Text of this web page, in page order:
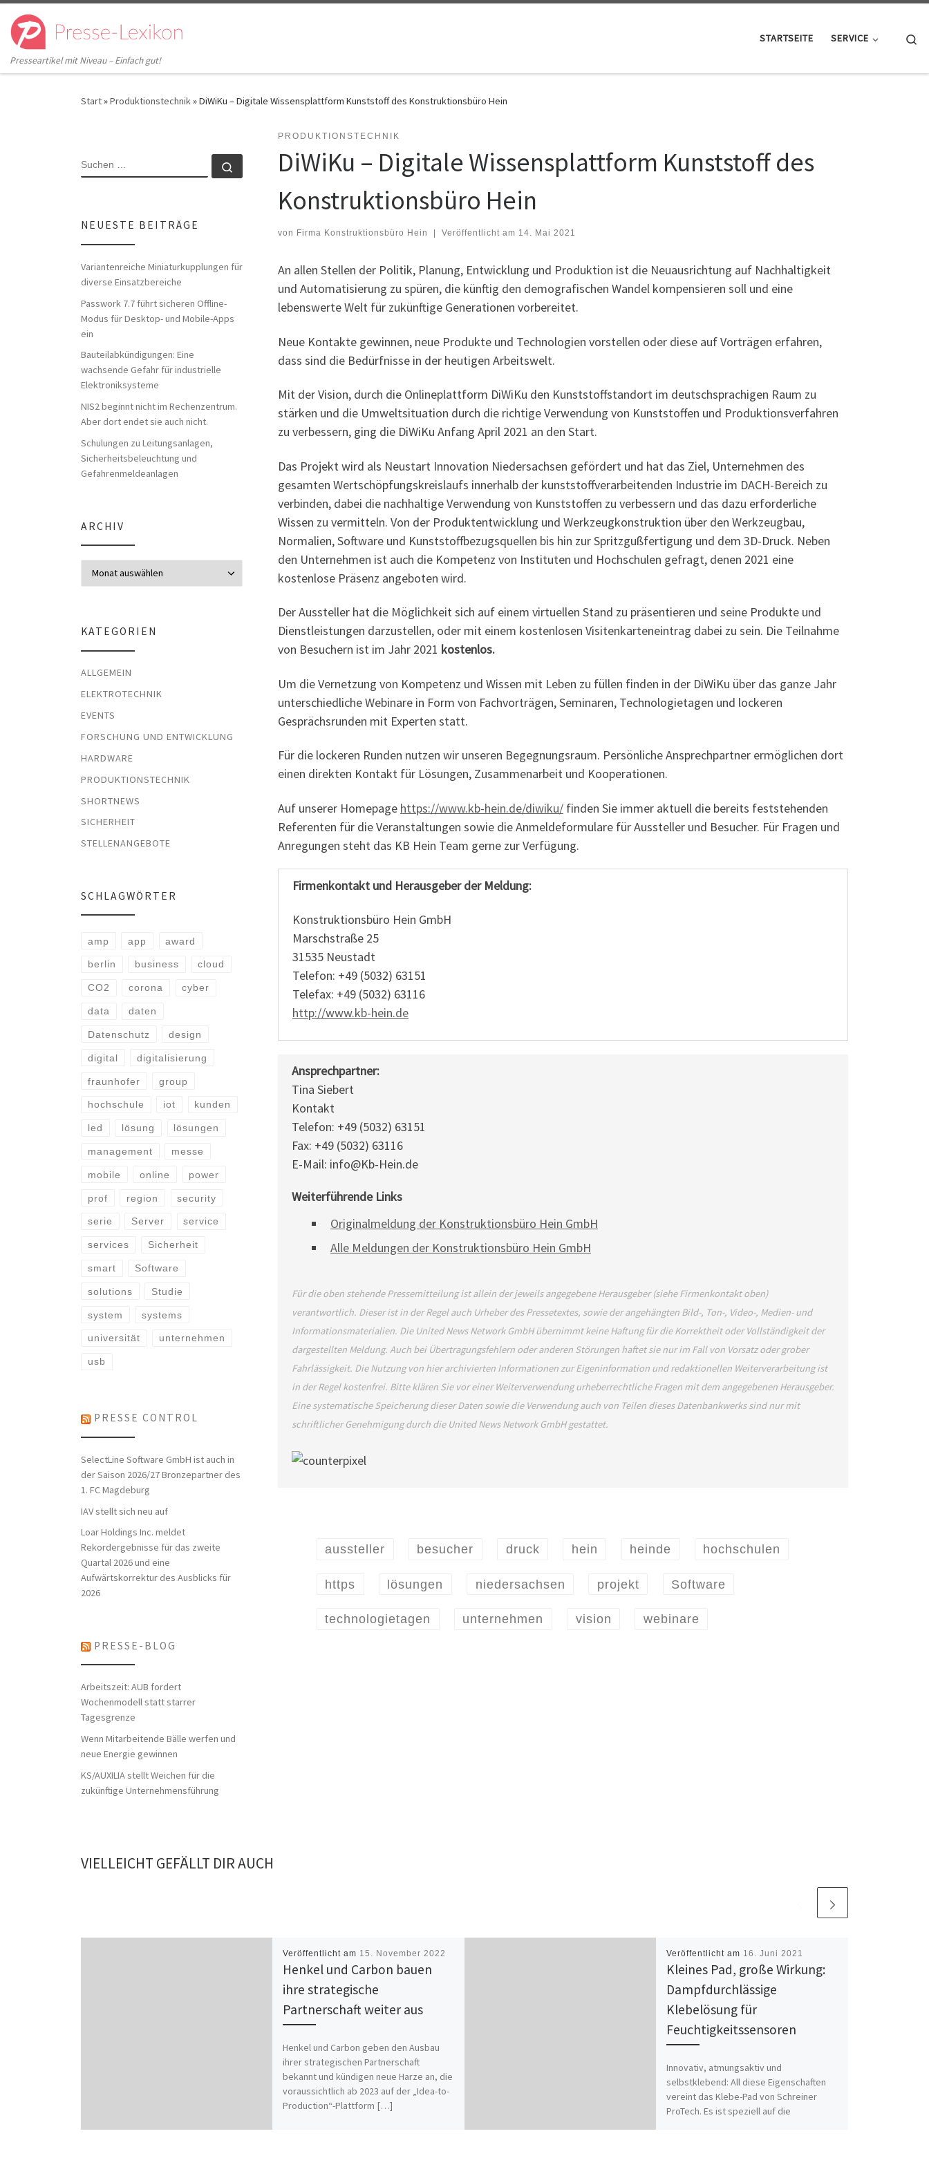
Zum Inhalt springen
Presseartikel mit Niveau – Einfach gut!
STARTSEITE SERVICE
Start»Produktionstechnik»DiWiKu – Digitale Wissensplattform Kunststoff des Konstruktionsbüro Hein
PRODUKTIONSTECHNIK
DiWiKu – Digitale Wissensplattform Kunststoff des
Konstruktionsbüro Hein
von Firma Konstruktionsbüro Hein Veröffentlicht am 14. Mai 2021
An allen Stellen der Politik, Planung, Entwicklung und Produktion ist die Neuausrichtung auf Nachhaltigkeit
und Automatisierung zu spüren, die künftig den demografischen Wandel kompensieren soll und eine
lebenswerte Welt für zukünftige Generationen vorbereitet.
Neue Kontakte gewinnen, neue Produkte und Technologien vorstellen oder diese auf Vorträgen erfahren,
dass sind die Bedürfnisse in der heutigen Arbeitswelt.
Mit der Vision, durch die Onlineplattform DiWiKu den Kunststoffstandort im deutschsprachigen Raum zu
stärken und die Umweltsituation durch die richtige Verwendung von Kunststoffen und Produktionsverfahren
zu verbessern, ging die DiWiKu Anfang April 2021 an den Start.
Das Projekt wird als Neustart Innovation Niedersachsen gefördert und hat das Ziel, Unternehmen des
gesamten Wertschöpfungskreislaufs innerhalb der kunststoffverarbeitenden Industrie im DACH-Bereich zu
verbinden, dabei die nachhaltige Verwendung von Kunststoffen zu verbessern und das dazu erforderliche
Wissen zu vermitteln. Von der Produktentwicklung und Werkzeugkonstruktion über den Werkzeugbau,
Normalien, Software und Kunststoffbezugsquellen bis hin zur Spritzgußfertigung und dem 3D-Druck. Neben
den Unternehmen ist auch die Kompetenz von Instituten und Hochschulen gefragt, denen 2021 eine
kostenlose Präsenz angeboten wird.
Der Aussteller hat die Möglichkeit sich auf einem virtuellen Stand zu präsentieren und seine Produkte und
Dienstleistungen darzustellen, oder mit einem kostenlosen Visitenkarteneintrag dabei zu sein. Die Teilnahme
von Besuchern ist im Jahr 2021 kostenlos.
Um die Vernetzung von Kompetenz und Wissen mit Leben zu füllen finden in der DiWiKu über das ganze Jahr
unterschiedliche Webinare in Form von Fachvorträgen, Seminaren, Technologietagen und lockeren
Gesprächsrunden mit Experten statt.
Für die lockeren Runden nutzen wir unseren Begegnungsraum. Persönliche Ansprechpartner ermöglichen dort
einen direkten Kontakt für Lösungen, Zusammenarbeit und Kooperationen.
Auf unserer Homepage https://www.kb-hein.de/diwiku/ finden Sie immer aktuell die bereits feststehenden
Referenten für die Veranstaltungen sowie die Anmeldeformulare für Aussteller und Besucher. Für Fragen und
Anregungen steht das KB Hein Team gerne zur Verfügung.
Firmenkontakt und Herausgeber der Meldung:
Konstruktionsbüro Hein GmbH
Marschstraße 25
31535 Neustadt
Telefon: +49 (5032) 63151
Telefax: +49 (5032) 63116
http://www.kb-hein.de
Ansprechpartner:
Tina Siebert
Kontakt
Telefon: +49 (5032) 63151
Fax: +49 (5032) 63116
E-Mail: info@Kb-Hein.de
Weiterführende Links
Originalmeldung der Konstruktionsbüro Hein GmbH
Alle Meldungen der Konstruktionsbüro Hein GmbH
Für die oben stehende Pressemitteilung ist allein der jeweils angegebene Herausgeber (siehe Firmenkontakt oben)
verantwortlich. Dieser ist in der Regel auch Urheber des Pressetextes, sowie der angehängten Bild-, Ton-, Video-, Medien- und
Informationsmaterialien. Die United News Network GmbH übernimmt keine Haftung für die Korrektheit oder Vollständigkeit der
dargestellten Meldung. Auch bei Übertragungsfehlern oder anderen Störungen haftet sie nur im Fall von Vorsatz oder grober
Fahrlässigkeit. Die Nutzung von hier archivierten Informationen zur Eigeninformation und redaktionellen Weiterverarbeitung ist
in der Regel kostenfrei. Bitte klären Sie vor einer Weiterverwendung urheberrechtliche Fragen mit dem angegebenen Herausgeber.
Eine systematische Speicherung dieser Daten sowie die Verwendung auch von Teilen dieses Datenbankwerks sind nur mit
schriftlicher Genehmigung durch die United News Network GmbH gestattet.
aussteller besucher druck hein heinde hochschulen
https lösungen niedersachsen projekt Software
technologietagen unternehmen vision webinare
VIELLEICHT GEFÄLLT DIR AUCH
Veröffentlicht am 15. November 2022
Henkel und Carbon bauen
ihre strategische
Partnerschaft weiter aus
Henkel und Carbon geben den Ausbau
ihrer strategischen Partnerschaft
bekannt und kündigen neue Harze an, die
voraussichtlich ab 2023 auf der „Idea-to-
Production“-Plattform […]
Veröffentlicht am 16. Juni 2021
Kleines Pad, große Wirkung:
Dampfdurchlässige
Klebelösung für
Feuchtigkeitssensoren
Innovativ, atmungsaktiv und
selbstklebend: All diese Eigenschaften
vereint das Klebe-Pad von Schreiner
ProTech. Es ist speziell auf die
SUCHE Suchen …
NEUESTE BEITRÄGE
Variantenreiche Miniaturkupplungen für
diverse Einsatzbereiche
Passwork 7.7 führt sicheren Offline-
Modus für Desktop- und Mobile-Apps
ein
Bauteilabkündigungen: Eine
wachsende Gefahr für industrielle
Elektroniksysteme
NIS2 beginnt nicht im Rechenzentrum.
Aber dort endet sie auch nicht.
Schulungen zu Leitungsanlagen,
Sicherheitsbeleuchtung und
Gefahrenmeldeanlagen
ARCHIV
KATEGORIEN
ALLGEMEIN
ELEKTROTECHNIK
EVENTS
FORSCHUNG UND ENTWICKLUNG
HARDWARE
PRODUKTIONSTECHNIK
SHORTNEWS
SICHERHEIT
STELLENANGEBOTE
SCHLAGWÖRTER
amp app award
berlin business cloud
CO2 corona cyber
data daten
Datenschutz design
digital digitalisierung
fraunhofer group
hochschule iot kunden
led lösung lösungen
management messe
mobile online power
prof region security
serie Server service
services Sicherheit
smart Software
solutions Studie
system systems
universität unternehmen
usb
PRESSE CONTROL
SelectLine Software GmbH ist auch in
der Saison 2026/27 Bronzepartner des
1. FC Magdeburg
IAV stellt sich neu auf
Loar Holdings Inc. meldet
Rekordergebnisse für das zweite
Quartal 2026 und eine
Aufwärtskorrektur des Ausblicks für
2026
PRESSE-BLOG
Arbeitszeit: AUB fordert
Wochenmodell statt starrer
Tagesgrenze
Wenn Mitarbeitende Bälle werfen und
neue Energie gewinnen
KS/AUXILIA stellt Weichen für die
zukünftige Unternehmensführung